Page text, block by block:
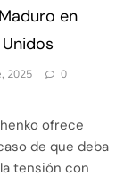
en
2025
0
ofrece
de que deba
tensión con